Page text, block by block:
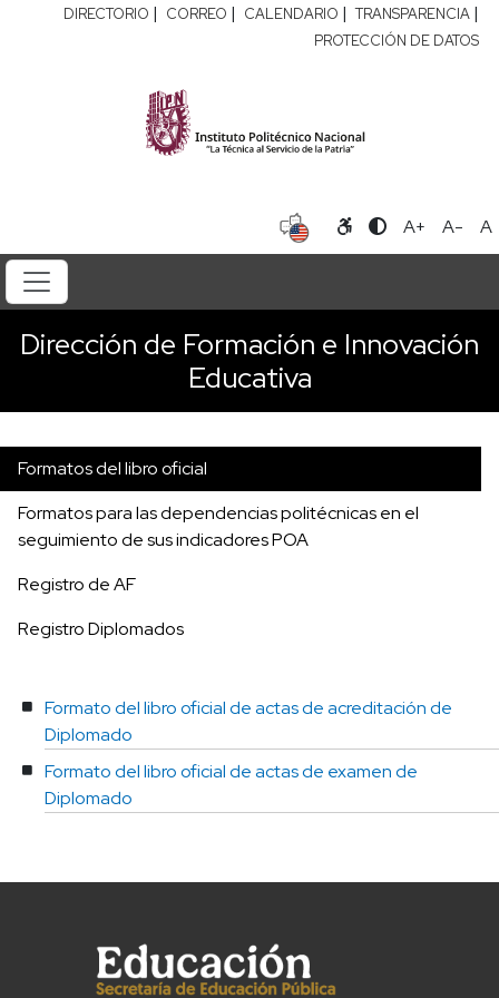
DIRECTORIO | CORREO | CALENDARIO | TRANSPARENCIA |
PROTECCIÓN DE DATOS
A+ A- A
Dirección de Formación e Innovación
Educativa
Formatos del libro oficial
Formatos para las dependencias politécnicas en el
seguimiento de sus indicadores POA
Registro de AF
Registro Diplomados
Formato del libro oficial de actas de acreditación de
Diplomado
Formato del libro oficial de actas de examen de
Diplomado